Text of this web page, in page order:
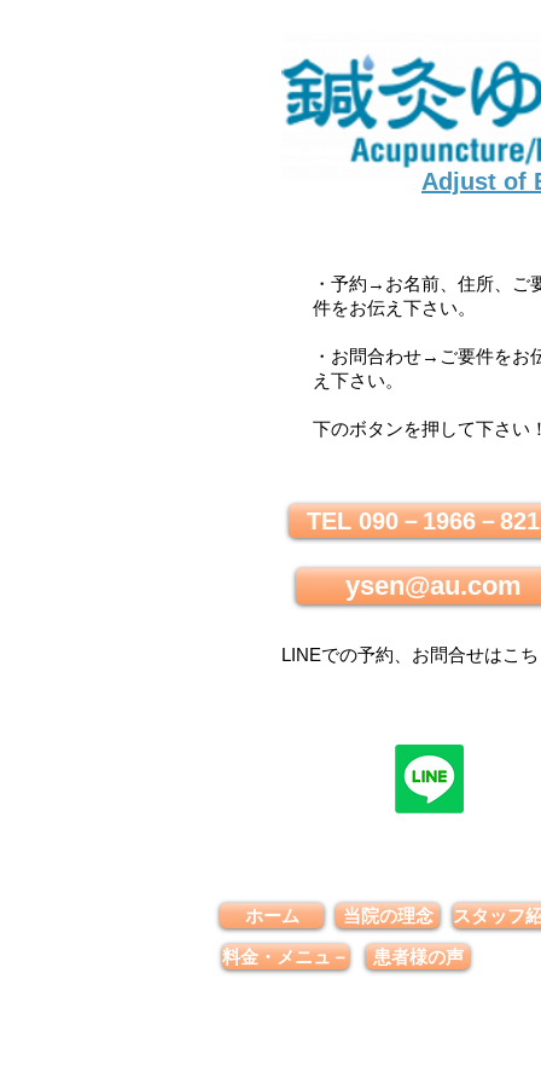
Adjust of
・予約→お名前、住所、ご
件をお伝え下さい。
・お問合わせ→ご要件をお
え下さい。
下のボタンを押して下さい
TEL 090－1966－
ysen@au.com
LINEでの予約、お問合せはこ
ホーム 当院の理念
スタッフ
料金・メニュ－
患者様の声